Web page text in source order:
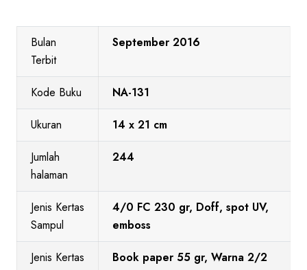
Bulan
Terbit
September 2016
Kode Buku NA-131
Ukuran 14 x 21 cm
Jumlah
halaman
244
Jenis Kertas
Sampul
4/0 FC 230 gr, Doff, spot UV,
emboss
Jenis Kertas
Book paper 55 gr, Warna 2/2